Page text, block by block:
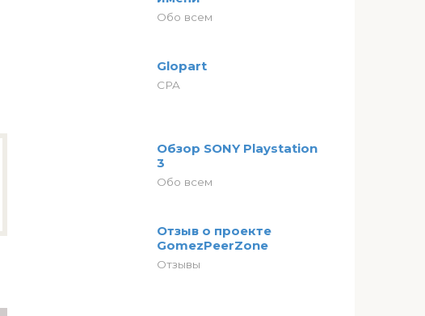
Обо всем
Glopart
CPA
Обзор SONY Playstation
3
Обо всем
Отзыв о проекте
GomezPeerZone
Отзывы